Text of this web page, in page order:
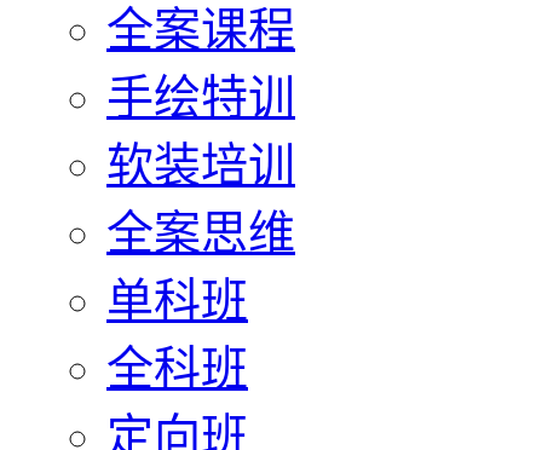
全案课程
手绘特训
软装培训
全案思维
单科班
全科班
定向班